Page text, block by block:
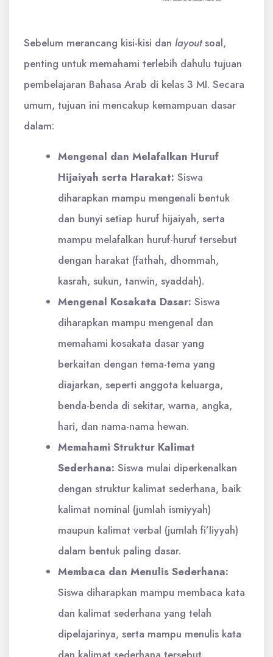
Sebelum merancang kisi-kisi dan layoutsoal,
penting untuk memahami terlebih dahulu tujuan
pembelajaran Bahasa Arab di kelas 3 MI. Secara
umum, tujuan ini mencakup kemampuan dasar
dalam:
Mengenal dan Melafalkan Huruf
Hijaiyah serta Harakat: Siswa
diharapkan mampu mengenali bentuk
dan bunyi setiap huruf hijaiyah, serta
mampu melafalkan huruf-huruf tersebut
dengan harakat (fathah, dhommah,
kasrah, sukun, tanwin, syaddah).
Mengenal Kosakata Dasar: Siswa
diharapkan mampu mengenal dan
memahami kosakata dasar yang
berkaitan dengan tema-tema yang
diajarkan, seperti anggota keluarga,
benda-benda di sekitar, warna, angka,
hari, dan nama-nama hewan.
Memahami Struktur Kalimat
Sederhana: Siswa mulai diperkenalkan
dengan struktur kalimat sederhana, baik
kalimat nominal (jumlah ismiyyah)
maupun kalimat verbal (jumlah fi’liyyah)
dalam bentuk paling dasar.
Membaca dan Menulis Sederhana:
Siswa diharapkan mampu membaca kata
dan kalimat sederhana yang telah
dipelajarinya, serta mampu menulis kata